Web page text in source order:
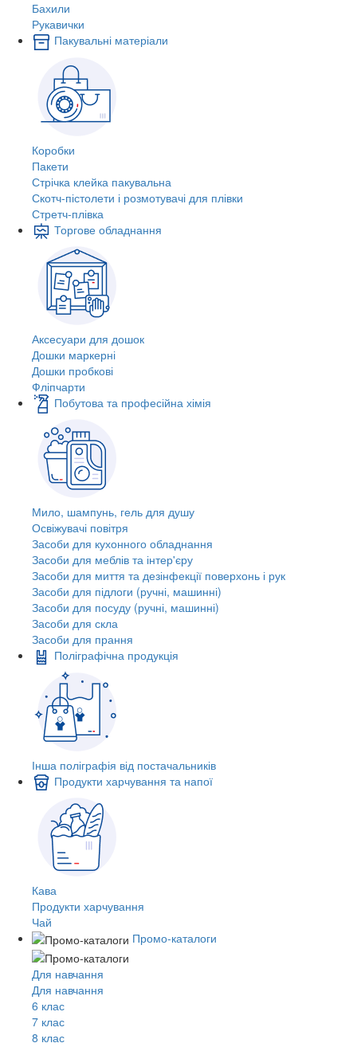
Бахили
Рукавички
Пакувальні матеріали
Коробки
Пакети
Стрічка клейка пакувальна
Скотч-пістолети і розмотувачі для плівки
Стретч-плівка
Торгове обладнання
Аксесуари для дошок
Дошки маркерні
Дошки пробкові
Фліпчарти
Побутова та професійна хімія
Мило, шампунь, гель для душу
Освіжувачі повітря
Засоби для кухонного обладнання
Засоби для меблів та інтер'єру
Засоби для миття та дезінфекції поверхонь і рук
Засоби для підлоги (ручні, машинні)
Засоби для посуду (ручні, машинні)
Засоби для скла
Засоби для прання
Поліграфічна продукція
Інша поліграфія від постачальників
Продукти харчування та напої
Кава
Продукти харчування
Чай
Промо-каталоги
Для навчання
Для навчання
6 клас
7 клас
8 клас